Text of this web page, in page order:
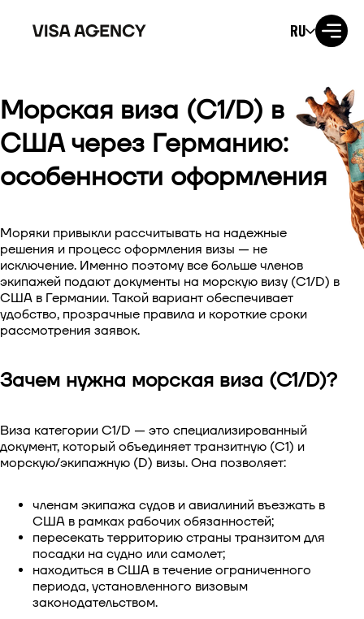
RU
Виза в США
Виза в Великобританию
Виза в Канаду
Виза в Австралию
Виза в Японию
Виза в Китай
Виза в Южную Корею
Виза в Сингапур
Виза в Тайвань
Виза во Вьетнам
Морская виза (C1/D) в
США через Германию:
особенности оформления
Моряки привыкли рассчитывать на надежные
решения и процесс оформления визы — не
исключение. Именно поэтому все больше членов
экипажей подают документы на морскую визу (C1/D) в
США в Германии. Такой вариант обеспечивает
удобство, прозрачные правила и короткие сроки
рассмотрения заявок.
Зачем нужна морская виза (C1/D)?
Виза категории C1/D — это специализированный
документ, который объединяет транзитную (C1) и
морскую/экипажную (D) визы. Она позволяет:
членам экипажа судов и авиалиний въезжать в
США в рамках рабочих обязанностей;
пересекать территорию страны транзитом для
посадки на судно или самолет;
находиться в США в течение ограниченного
периода, установленного визовым
законодательством.